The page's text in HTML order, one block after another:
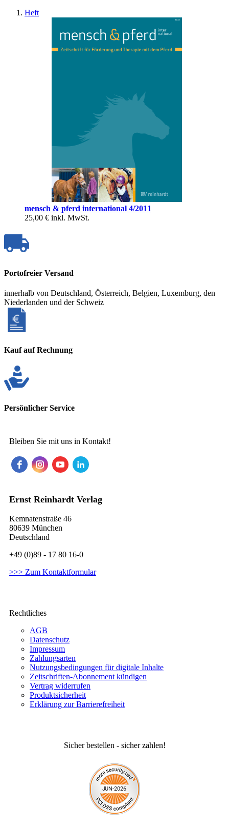
Heft
mensch & pferd international 4/2011
25,00 € inkl. MwSt.
Portofreier Versand
innerhalb von Deutschland, Österreich, Belgien, Luxemburg, den
Niederlanden und der Schweiz
Kauf auf Rechnung
Persönlicher Service
Bleiben Sie mit uns in Kontakt!
Ernst Reinhardt Verlag
Kemnatenstraße 46
80639 München
Deutschland
+49 (0)89 - 17 80 16-0
>>> Zum Kontaktformular
Rechtliches
AGB
Datenschutz
Impressum
Zahlungsarten
Nutzungsbedingungen für digitale Inhalte
Zeitschriften-Abonnement kündigen
Vertrag widerrufen
Produktsicherheit
Erklärung zur Barrierefreiheit
Sicher bestellen - sicher zahlen!